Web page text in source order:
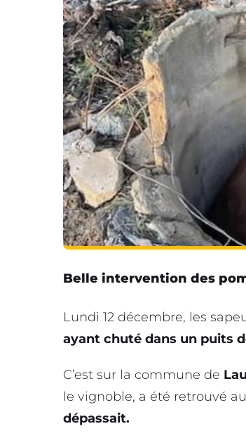
Belle intervention des
Lundi 12 décembre, les
ayant chuté dans un puits
C’est sur la commune de
le vignoble, a été retrouvé
dépassait.